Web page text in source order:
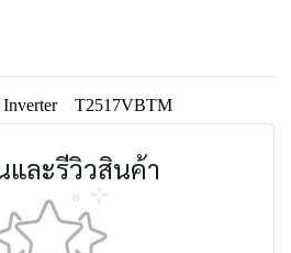
T2517VBTM
ละรีวิวสินค้า